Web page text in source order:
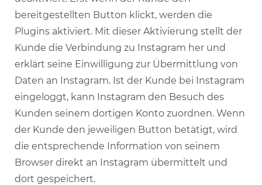
bereitgestellten Button klickt, werden die
Plugins aktiviert. Mit dieser Aktivierung stellt der
Kunde die Verbindung zu Instagram her und
erklärt seine Einwilligung zur Übermittlung von
Daten an Instagram. Ist der Kunde bei Instagram
eingeloggt, kann Instagram den Besuch des
Kunden seinem dortigen Konto zuordnen. Wenn
der Kunde den jeweiligen Button betätigt, wird
die entsprechende Information von seinem
Browser direkt an Instagram übermittelt und
dort gespeichert.